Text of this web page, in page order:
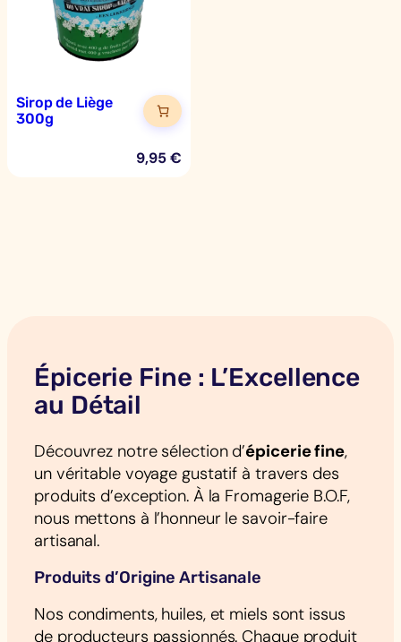
Sirop de Liège
300g
9,95€
Épicerie Fine : L’Excellence
au Détail
Découvrez notre sélection d’épicerie fine,
un véritable voyage gustatif à travers des
produits d’exception. À la Fromagerie B.O.F,
nous mettons à l’honneur le savoir-faire
artisanal.
Produits d’Origine Artisanale
Nos condiments, huiles, et miels sont issus
de producteurs passionnés. Chaque produit